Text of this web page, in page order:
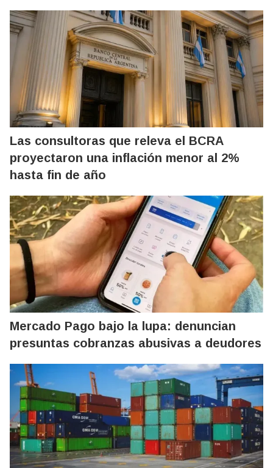
Las consultoras que releva el BCRA
proyectaron una inflación menor al 2%
hasta fin de año
Mercado Pago bajo la lupa: denuncian
presuntas cobranzas abusivas a deudores